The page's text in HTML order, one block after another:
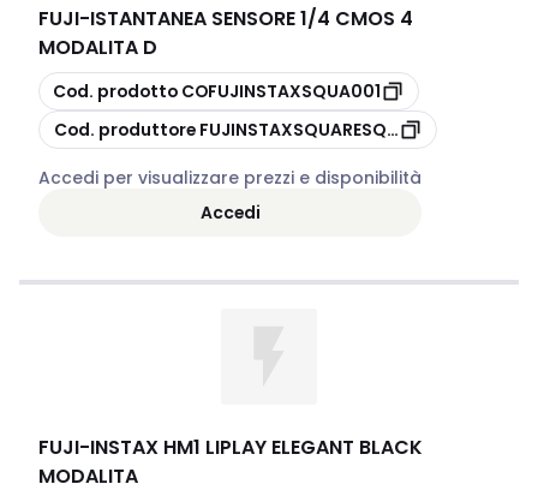
FUJI-ISTANTANEA SENSORE 1/4 CMOS 4
MODALITA D
copia
Cod. prodotto COFUJINSTAXSQUA001
copia
Cod. produttore FUJINSTAXSQUARESQ10
Accedi per visualizzare prezzi e disponibilità
Accedi
FUJI-INSTAX HM1 LIPLAY ELEGANT BLACK
MODALITA